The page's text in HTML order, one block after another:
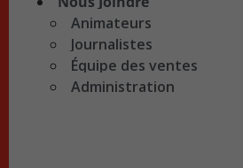
Animateurs
Journalistes
Équipe des ventes
Administration